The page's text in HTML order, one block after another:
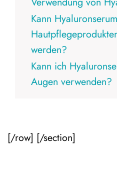
Kann
werden?
Kann ich
Augen verwenden?
[/row] [/section]